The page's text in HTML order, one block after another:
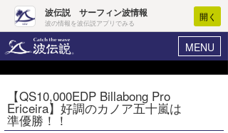
波伝説 サーフィン波情報
波の情報を波伝説アプリでみる
開く
MENU
ヘルプ マイホーム
ログイン
【QS10,000EDP Billabong Pro
Ericeira】好調のカノア五十嵐は
準優勝！！
Core Surf Japan
コンテスト